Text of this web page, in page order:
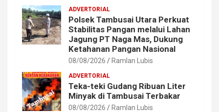
ADVERTORIAL
Polsek Tambusai Utara Perkuat
Stabilitas Pangan melalui Lahan
Jagung PT Naga Mas, Dukung
Ketahanan Pangan Nasional
08/08/2026 Ramlan Lubis
ADVERTORIAL
Teka-teki Gudang Ribuan Liter
Minyak di Tambusai Terbakar
08/08/2026 Ramlan Lubis